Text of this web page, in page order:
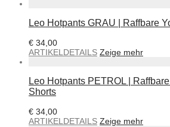
Leo Hotpants GRAU | Raffbare
€ 34,00
ARTIKELDETAILS Zeige mehr
Leo Hotpants PETROL |
Shorts
€ 34,00
ARTIKELDETAILS Zeige mehr